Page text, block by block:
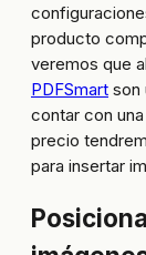
producto
veremos que
PDFSmart son
contar con
precio
para insertar